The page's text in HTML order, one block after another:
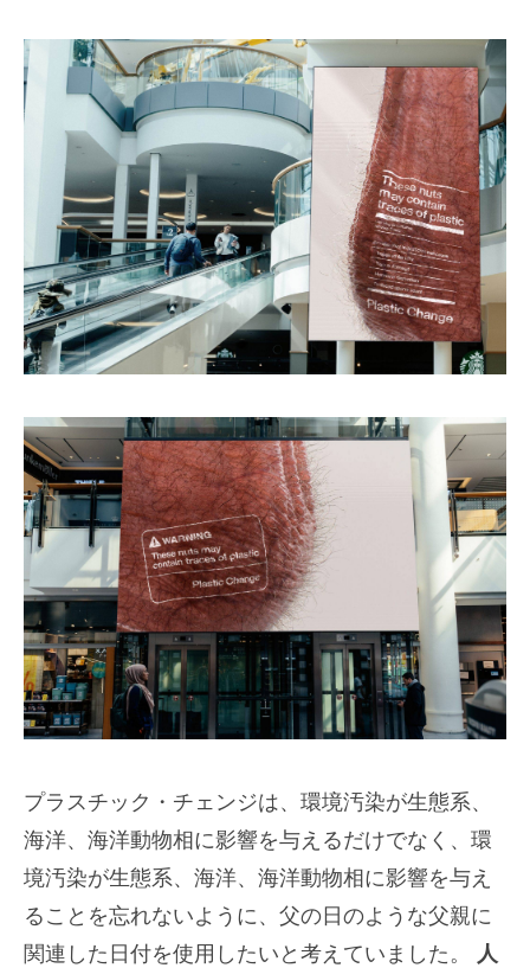
プラスチック・チェンジは、環境汚染が生態系、
海洋、海洋動物相に影響を与えるだけでなく、環
境汚染が生態系、海洋、海洋動物相に影響を与え
ることを忘れないように、父の日のような父親に
関連した日付を使用したいと考えていました。 人